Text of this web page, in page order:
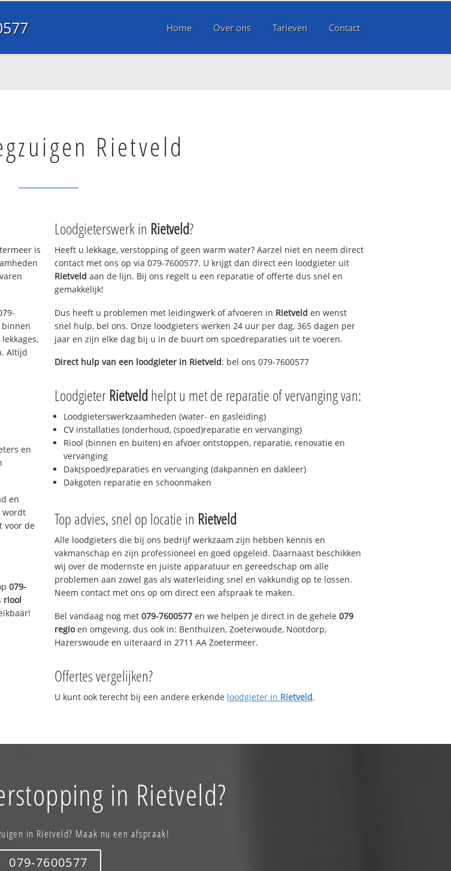
Home Over ons Tarieven Contact
Rietveld
is
binnen
Altijd
en
en
wordt
voor de
079-
riool
Loodgieterswerk in Rietveld?
Heeft u lekkage, verstopping of geen warm water? Aarzel niet en neem direct
contact met ons op via 079-7600577. U krijgt dan direct een loodgieter uit
Rietveld aan de lijn. Bij ons regelt u een reparatie of offerte dus snel en
gemakkelijk!
Dus heeft u problemen met leidingwerk of afvoeren in Rietveld en wenst
snel hulp, bel ons. Onze loodgieters werken 24 uur per dag, 365 dagen per
jaar en zijn elke dag bij u in de buurt om spoedreparaties uit te voeren.
Direct hulp van een loodgieter in Rietveld: bel ons 079-7600577
Loodgieter Rietveldhelpt u met de reparatie of vervanging van:
Loodgieterswerkzaamheden (water- en gasleiding)
CV installaties (onderhoud, (spoed)reparatie en vervanging)
Riool (binnen en buiten) en afvoer ontstoppen, reparatie, renovatie en
vervanging
Dak(spoed)reparaties en vervanging (dakpannen en dakleer)
Dakgoten reparatie en schoonmaken
Top advies, snel op locatie in Rietveld
Alle loodgieters die bij ons bedrijf werkzaam zijn hebben kennis en
vakmanschap en zijn professioneel en goed opgeleid. Daarnaast beschikken
wij over de modernste en juiste apparatuur en gereedschap om alle
problemen aan zowel gas als waterleiding snel en vakkundig op te lossen.
Neem contact met ons op om direct een afspraak te maken.
Bel vandaag nog met 079-7600577 en we helpen je direct in de gehele 079
regioen omgeving, dus ook in: Benthuizen, Zoeterwoude, Nootdorp,
Hazerswoude en uiteraard in 2711 AA Zoetermeer.
Offertes vergelijken?
U kunt ook terecht bij een andere erkende loodgieter in Rietveld.
in Rietveld?
in Rietveld? Maak nu een afspraak!
079-7600577